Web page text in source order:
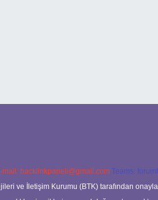
mail: backlinkpaneli@gmail.com Teams:
ve İletişim Kurumu (BTK) tarafından